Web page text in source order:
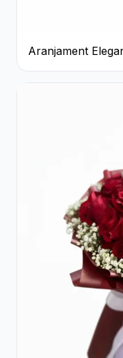
Aranjament
Crizanteme și